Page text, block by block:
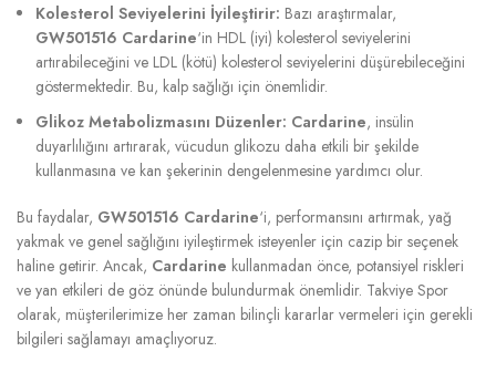
Kolesterol Seviyelerini İyileştirir: Bazı araştırmalar,
GW501516 Cardarine‘in HDL (iyi) kolesterol seviyelerini
artırabileceğini ve LDL (kötü) kolesterol seviyelerini düşürebileceğini
göstermektedir. Bu, kalp sağlığı için önemlidir.
Glikoz Metabolizmasını Düzenler: Cardarine, insülin
duyarlılığını artırarak, vücudun glikozu daha etkili bir şekilde
kullanmasına ve kan şekerinin dengelenmesine yardımcı olur.
Bu faydalar, GW501516 Cardarine‘i, performansını artırmak, yağ
yakmak ve genel sağlığını iyileştirmek isteyenler için cazip bir seçenek
haline getirir. Ancak, Cardarine kullanmadan önce, potansiyel riskleri
ve yan etkileri de göz önünde bulundurmak önemlidir. Takviye Spor
olarak, müşterilerimize her zaman bilinçli kararlar vermeleri için gerekli
bilgileri sağlamayı amaçlıyoruz.